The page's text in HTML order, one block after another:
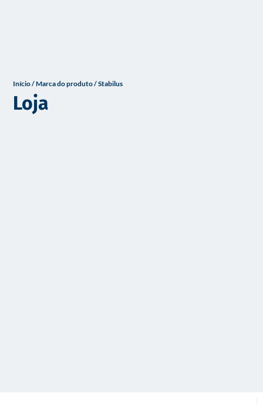
Início/ Marca do produto / Stabilus
Loja